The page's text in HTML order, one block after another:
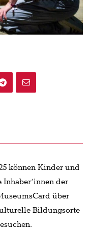
können Kinder und
Inhaber*innen der
über
Bildungsorte